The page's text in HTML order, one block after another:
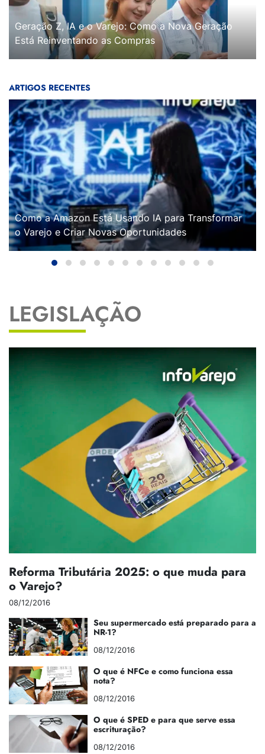
Geração Z, IA e o Varejo: Como a Nova Geração
Está Reinventando as Compras
ARTIGOS RECENTES
Como a Amazon Está Usando IA para Transformar
o Varejo e Criar Novas Oportunidades
LEGISLAÇÃO
Reforma Tributária 2025: o que muda para
o Varejo?
08/12/2016
Seu supermercado está preparado para a
NR-1?
08/12/2016
O que é NFCe e como funciona essa
nota?
08/12/2016
O que é SPED e para que serve essa
escrituração?
08/12/2016